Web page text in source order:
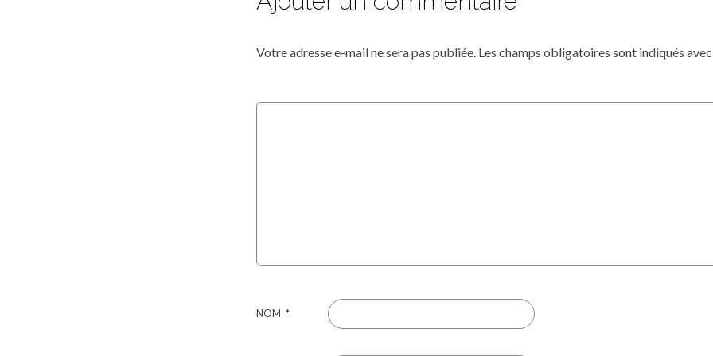
Votre adresse e-mail ne sera pas publiée. Les champs obligatoires sont indiqués
NOM *